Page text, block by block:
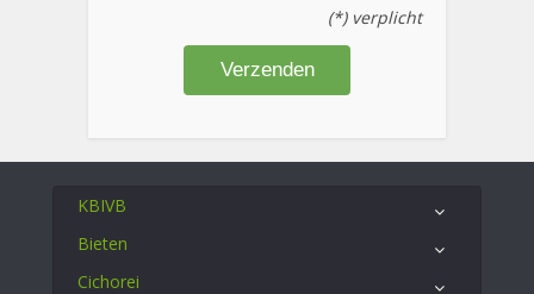
(*) verplicht
KBIVB
Bieten
Cichorei